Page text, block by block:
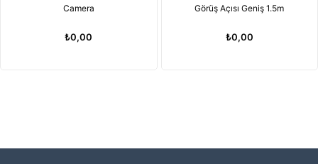
Camera
₺0,00
Görüş Açısı Geniş 1.5m
₺0,00